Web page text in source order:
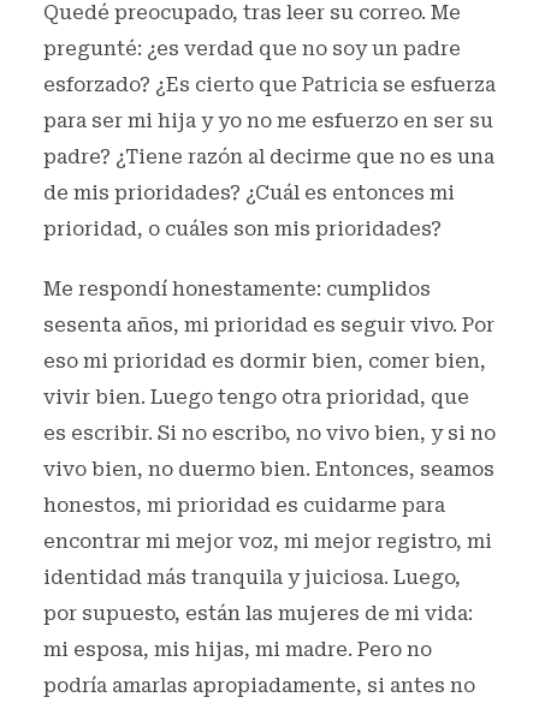
Quedé preocupado, tras leer su correo. Me
pregunté: ¿es verdad que no soy un padre
esforzado? ¿Es cierto que Patricia se esfuerza
para ser mi hija y yo no me esfuerzo en ser su
padre? ¿Tiene razón al decirme que no es una
de mis prioridades? ¿Cuál es entonces mi
prioridad, o cuáles son mis prioridades?
Me respondí honestamente: cumplidos
sesenta años, mi prioridad es seguir vivo. Por
eso mi prioridad es dormir bien, comer bien,
vivir bien. Luego tengo otra prioridad, que
es escribir. Si no escribo, no vivo bien, y si no
vivo bien, no duermo bien. Entonces, seamos
honestos, mi prioridad es cuidarme para
encontrar mi mejor voz, mi mejor registro, mi
identidad más tranquila y juiciosa. Luego,
por supuesto, están las mujeres de mi vida:
mi esposa, mis hijas, mi madre. Pero no
podría amarlas apropiadamente, si antes no